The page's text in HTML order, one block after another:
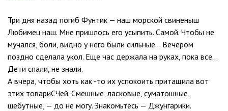
Три дня назад погиб Фунтик — наш морской свиненыш
Любимец наш. Мне пришлось его усыпить. Самой. Чтобы не
мучался, боли, видно у него были сильные… Вечером
поздно сделала укол. Еще час держала на руках, пока все…
Дети спали, не знали.
А вчера, чтобы хоть как -то их успокоить притащила вот
этих товариСЧей. Смешные, ласковые, суматошные,
шебутные, — до не могу. Знакомьтесь — Джунгарики.